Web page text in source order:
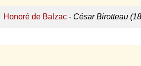
Honoré de Balzac- César Birotteau